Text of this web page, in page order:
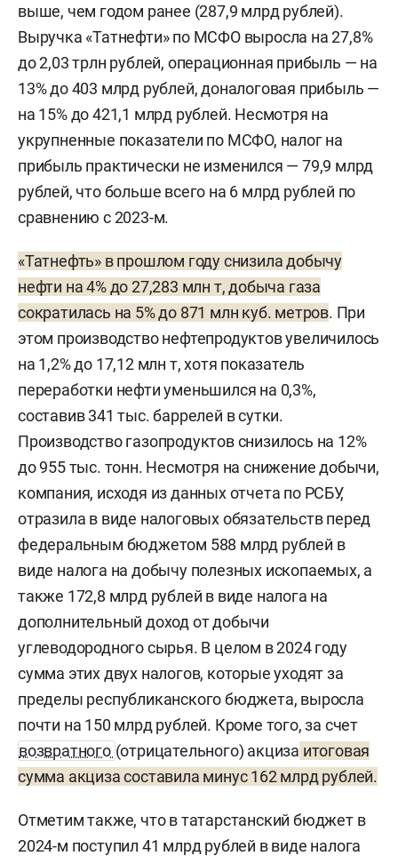
выше, чем годом ранее (287,9 млрд рублей).
Выручка «Татнефти» по МСФО выросла на 27,8%
до 2,03 трлн рублей, операционная прибыль — на
13% до 403 млрд рублей, доналоговая прибыль —
на 15% до 421,1 млрд рублей. Несмотря на
укрупненные показатели по МСФО, налог на
прибыль практически не изменился — 79,9 млрд
рублей, что больше всего на 6 млрд рублей по
сравнению с 2023-м.
«Татнефть» в прошлом году снизила добычу
нефти на 4% до 27,283 млн т, добыча газа
сократилась на 5% до 871 млн куб. метров. При
этом производство нефтепродуктов увеличилось
на 1,2% до 17,12 млн т, хотя показатель
переработки нефти уменьшился на 0,3%,
составив 341 тыс. баррелей в сутки.
Производство газопродуктов снизилось на 12%
до 955 тыс. тонн. Несмотря на снижение добычи,
компания, исходя из данных отчета по РСБУ,
отразила в виде налоговых обязательств перед
федеральным бюджетом 588 млрд рублей в
виде налога на добычу полезных ископаемых, а
также 172,8 млрд рублей в виде налога на
дополнительный доход от добычи
углеводородного сырья. В целом в 2024 году
сумма этих двух налогов, которые уходят за
пределы республиканского бюджета, выросла
почти на 150 млрд рублей. Кроме того, за счет
возвратного (отрицательного) акциза итоговая
сумма акциза составила минус 162 млрд рублей.
Отметим также, что в татарстанский бюджет в
2024-м поступил 41 млрд рублей в виде налога